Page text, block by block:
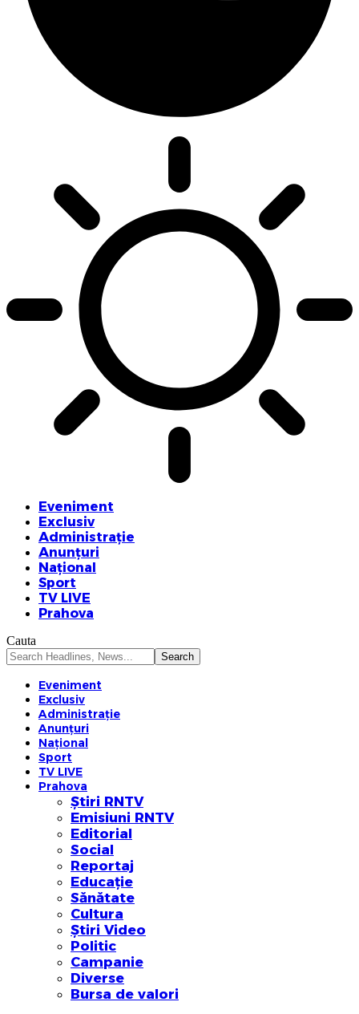
Eveniment
Exclusiv
Administrație
Anunțuri
Național
Sport
TV LIVE
Prahova
Cauta
Eveniment
Exclusiv
Administrație
Anunțuri
Național
Sport
TV LIVE
Prahova
Știri RNTV
Emisiuni RNTV
Editorial
Social
Reportaj
Educație
Sănătate
Cultura
Știri Video
Politic
Campanie
Diverse
Bursa de valori